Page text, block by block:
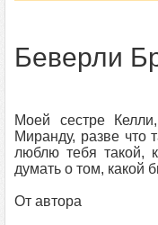
Беверли
Моей сестре
Миранду, разве что
люблю тебя такой,
думать о том, какой
От автора